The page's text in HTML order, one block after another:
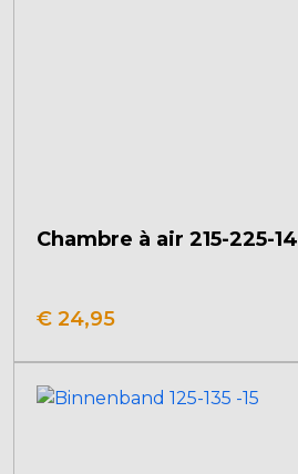
Chambre à air 215-225-14
€ 24,95